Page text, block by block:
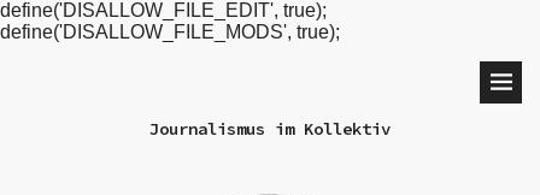
define('DISALLOW_FILE_EDIT', true);
define('DISALLOW_FILE_MODS', true);
Journalismus im Kollektiv